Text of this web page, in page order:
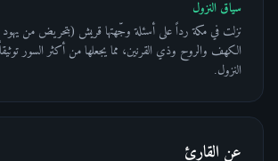
سياق النزول
نزلت في مكة رداً على أسئلة وجّهتها قريش (بتحريض من
الكهف والروح وذي القرنين، مما يجعلها من أكثر السور
النزول.
عن القارئ